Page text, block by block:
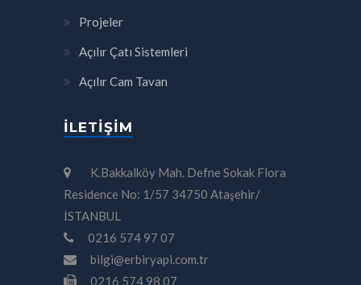
Projeler
Açılır Çatı Sistemleri
Açılır Cam Tavan
İLETIŞIM
K.Bakkalköy Mah. Defne Sokak Flora
Residence No: 1/57 34750 Ataşehir/
İSTANBUL
0216 574 97 07
bilgi@erbiryapi.com.tr
0216 574 98 07